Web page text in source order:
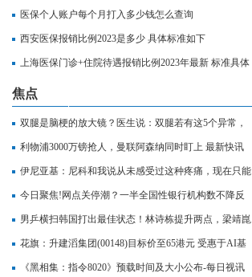
丧葬费领多少钱？
医保个人账户每个月打入多少钱怎么查询
西安医保报销比例2023是多少 具体标准如下
上海医保门诊+住院待遇报销比例2023年最新 标准具体
如下
焦点
双腿是脑梗的放大镜？医生说：双腿若有这5个异常，
及时就医|每日关注
利物浦3000万镑抢人，曼联阿森纳同时盯上 最新快讯
伊尼亚基：尼科和我说从未感受过这种疼痛，现在只能
祈祷
今日聚焦!网点关停潮？一半全国性银行机构数不降反
升，看似“退店”实为“进村”
男乒横扫韩国打出最佳状态！林诗栋提升两点，梁靖崑
找回熟悉感觉
花旗：升建滔集团(00148)目标价至65港元 受惠于AI基
建《黑相集：指令8020》预载时间及大小公布-每日视讯